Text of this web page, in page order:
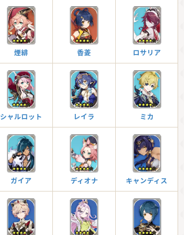
煙緋 香菱 ロサリア
シャルロット レイラ ミカ
ガイア ディオナ キャンディス